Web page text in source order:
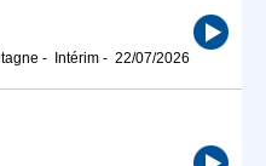
- Intérim - 22/07/2026